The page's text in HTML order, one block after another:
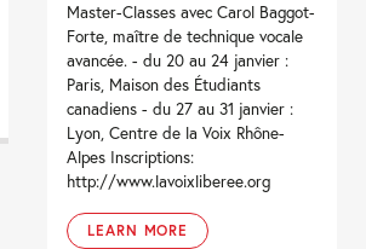
Master-Classes avec Carol Baggot-
Forte, maître de technique vocale
avancée. - du 20 au 24 janvier :
Paris, Maison des Étudiants
canadiens - du 27 au 31 janvier :
Lyon, Centre de la Voix Rhône-
Alpes Inscriptions:
http://www.lavoixliberee.org
LEARN MORE